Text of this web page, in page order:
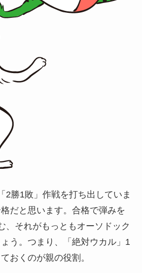
2勝1敗」作戦を打ち出していま
だと思います。合格で弾みを
、それがもっともオーソドック
う。つまり、「絶対ウカル」1
おくのが親の役割。